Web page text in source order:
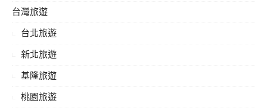
台灣旅遊
台北旅遊
新北旅遊
基隆旅遊
桃園旅遊